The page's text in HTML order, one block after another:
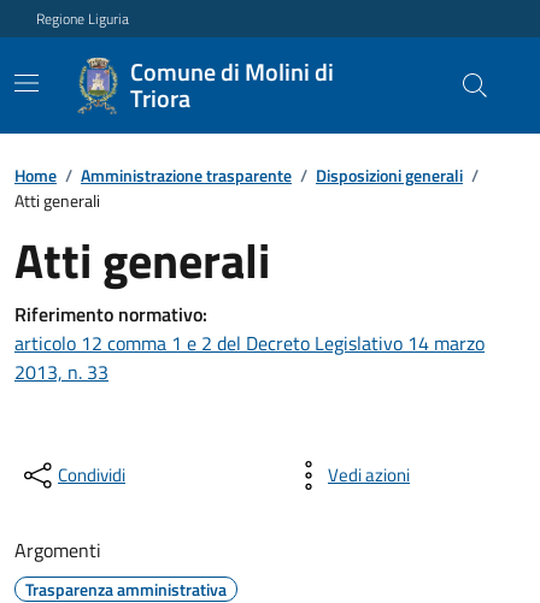
Regione Liguria
Comune di Molini di
Triora
Home / Amministrazione trasparente / Disposizioni generali /
Atti generali
Atti generali
Riferimento normativo:
articolo 12 comma 1 e 2 del Decreto Legislativo 14 marzo
2013, n. 33
Condividi Vedi azioni
Argomenti
Trasparenza amministrativa